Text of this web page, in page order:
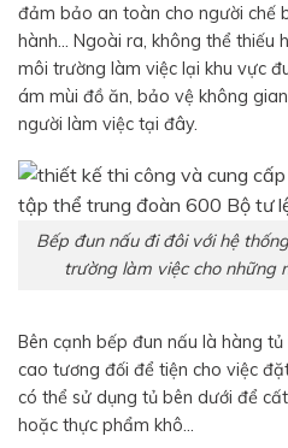
đảm bảo an toàn cho người chế
hành… Ngoài ra, không thể thiếu
môi trường làm việc lại khu vực
ám mùi đồ ăn, bảo vệ không
người làm việc tại đây.
Bếp đun nấu đi đôi với hệ
trường làm việc cho những
Bên cạnh bếp đun nấu là hàng
cao tương đối để tiện cho việc
có thể sử dụng tủ bên dưới để
hoặc thực phẩm khô…